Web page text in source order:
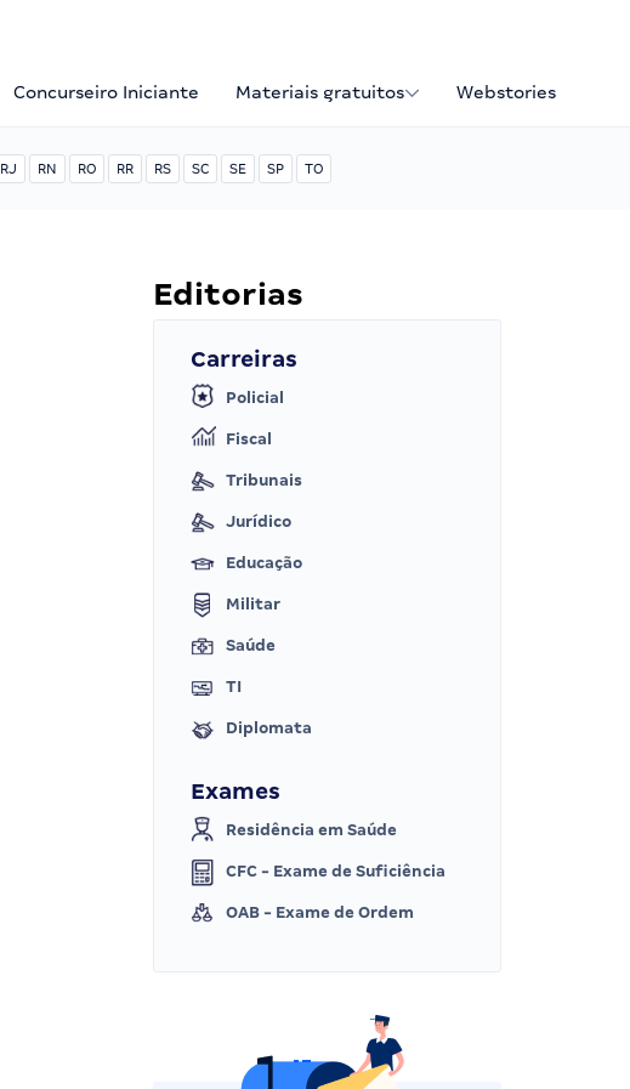
Concurseiro Iniciante Materiais gratuitos Webstories
RJ RN RO RR RS SC SE SP TO
Editorias
Carreiras
Policial
Fiscal
Tribunais
Jurídico
Educação
Militar
Saúde
TI
Diplomata
Exames
Residência em Saúde
CFC - Exame de Suficiência
OAB - Exame de Ordem